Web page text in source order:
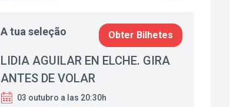
A tua seleção Obter Bilhetes
LIDIA AGUILAR EN ELCHE. GIRA
ANTES DE VOLAR
03 outubro a las 20:30h